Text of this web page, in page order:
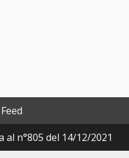
Feed
n°805 del 14/12/2021